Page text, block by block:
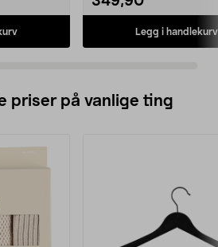
Legg i handlekurv
priser på vanlige ting